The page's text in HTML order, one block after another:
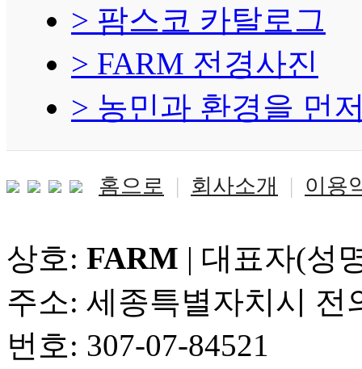
> 팜스코 카탈로그
> FARM 전경사진
> 농민과 환경을 먼
홈으로 | 회사소개 | 이용
상호: FARM | 대표자(성
주소: 세종특별자치시 전
번호: 307-07-84521